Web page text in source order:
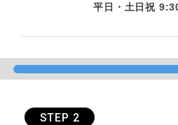
平日・土日祝
STEP 2